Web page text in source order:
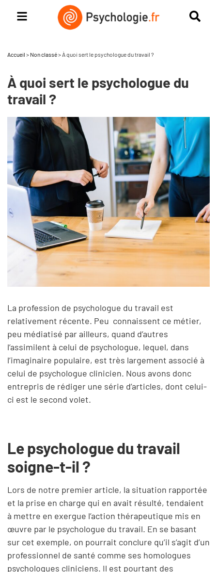
Accueil > Non classé> À quoi sert le psychologue du travail ?
À quoi sert le psychologue du
travail ?
La profession de psychologue du travail est
relativement récente. Peu connaissent ce métier,
peu médiatisé par ailleurs, quand d’autres
l’assimilent à celui de psychologue, lequel, dans
l’imaginaire populaire, est très largement associé à
celui de psychologue clinicien. Nous avons donc
entrepris de rédiger une série d’articles, dont celui-
ci est le second volet.
Le psychologue du travail
soigne-t-il ?
Lors de notre premier article, la situation rapportée
et la prise en charge qui en avait résulté, tendaient
à mettre en exergue l’action thérapeutique mis en
œuvre par le psychologue du travail. En se basant
sur cet exemple, on pourrait conclure qu’il s’agit d’un
professionnel de santé comme ses homologues
psychologues cliniciens. Il est pourtant des